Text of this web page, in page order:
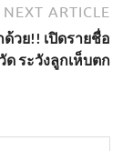
NEXT ARTICLE
วย!! เปิดรายชื่อ
ด ระวังลูกเห็บตก